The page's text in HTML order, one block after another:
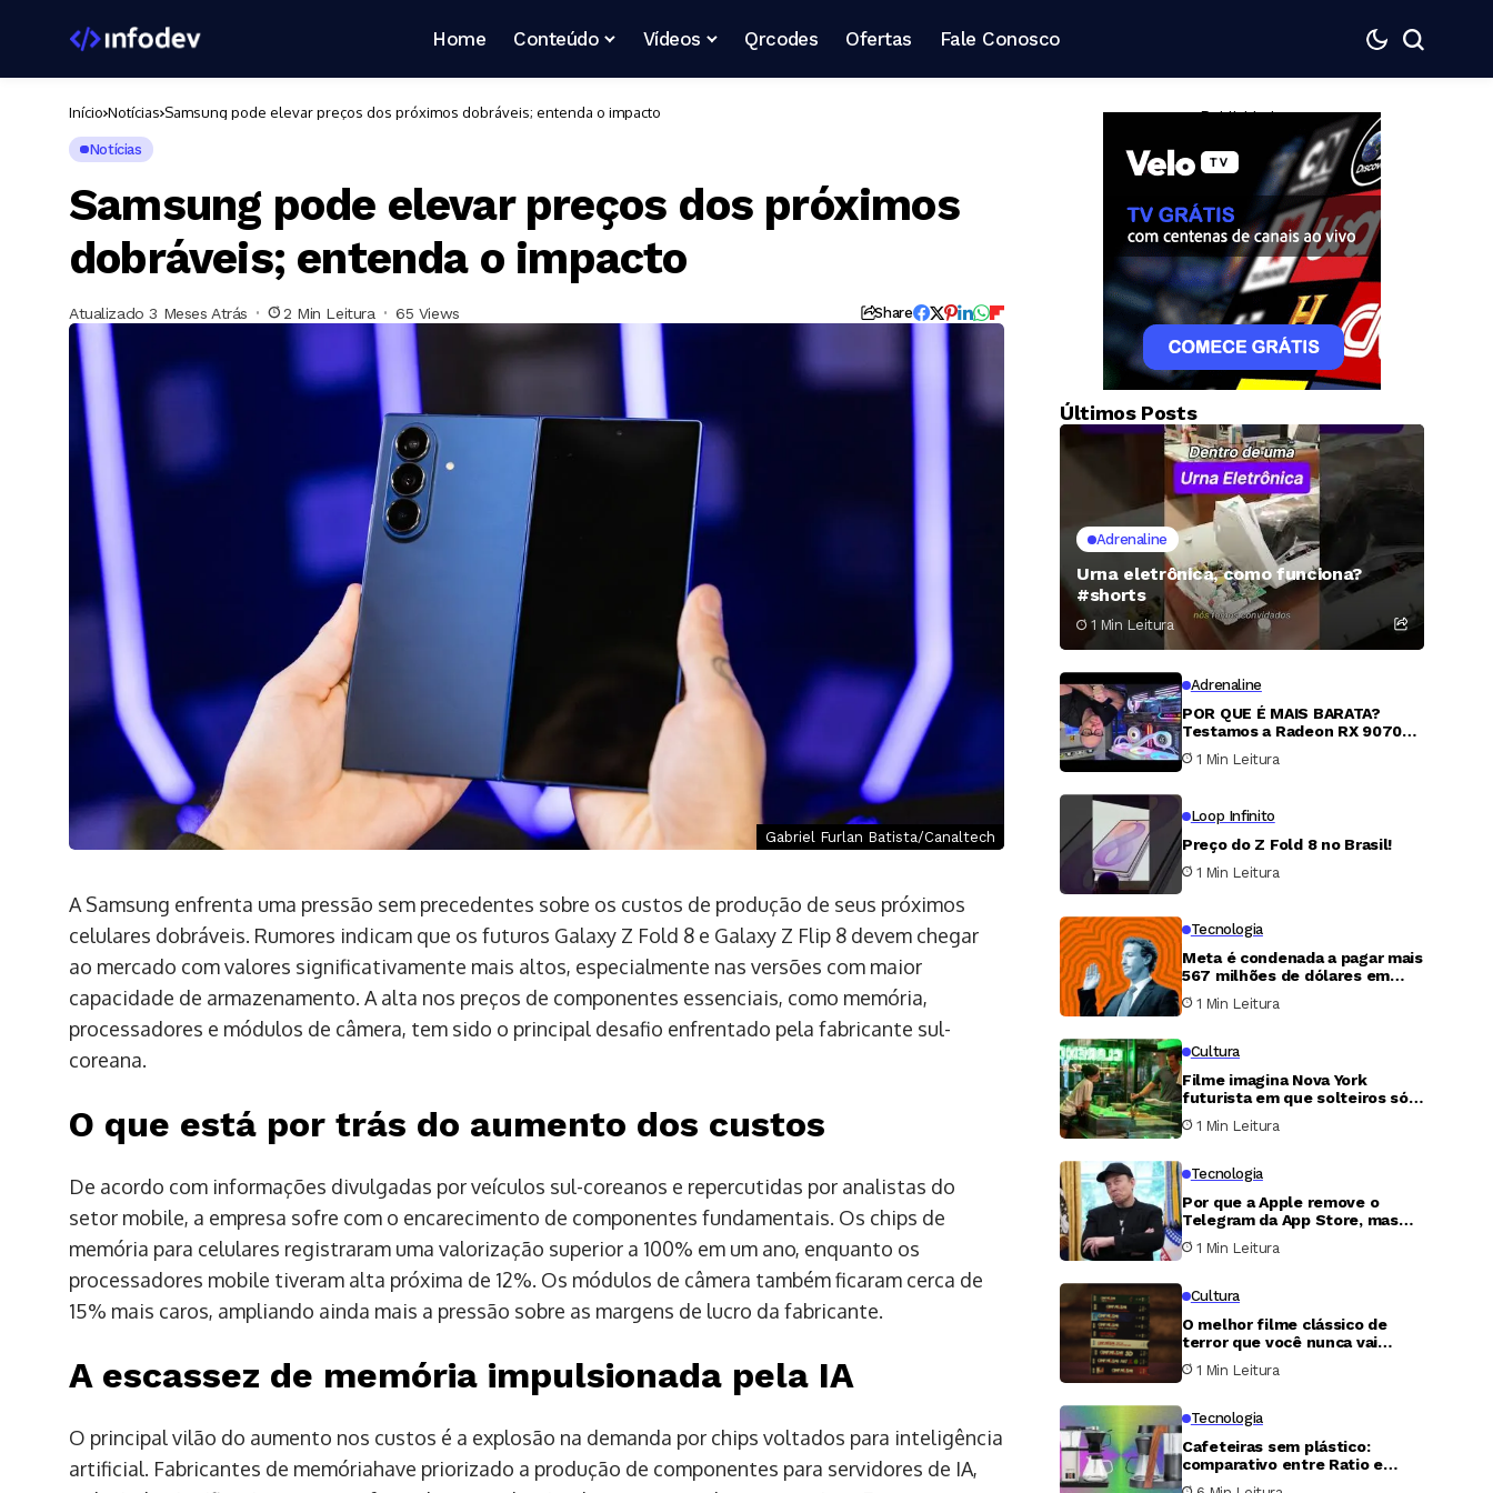
Home Conteúdo Vídeos Qrcodes Ofertas Fale Conosco
Início Notícias Samsung pode elevar preços dos próximos dobráveis; entenda o impacto
Notícias
Samsung pode elevar preços dos próximos
dobráveis; entenda o impacto
Atualizado 3 Meses Atrás 2 Min Leitura 65 Views Share
Gabriel Furlan Batista/Canaltech
A Samsung enfrenta uma pressão sem precedentes sobre os custos de produção de seus próximos
celulares dobráveis. Rumores indicam que os futuros Galaxy Z Fold 8 e Galaxy Z Flip 8 devem chegar
ao mercado com valores significativamente mais altos, especialmente nas versões com maior
capacidade de armazenamento. A alta nos preços de componentes essenciais, como memória,
processadores e módulos de câmera, tem sido o principal desafio enfrentado pela fabricante sul-
coreana.
O que está por trás do aumento dos custos
De acordo com informações divulgadas por veículos sul-coreanos e repercutidas por analistas do
setor mobile, a empresa sofre com o encarecimento de componentes fundamentais. Os chips de
memória para celulares registraram uma valorização superior a 100% em um ano, enquanto os
processadores mobile tiveram alta próxima de 12%. Os módulos de câmera também ficaram cerca de
15% mais caros, ampliando ainda mais a pressão sobre as margens de lucro da fabricante.
A escassez de memória impulsionada pela IA
O principal vilão do aumento nos custos é a explosão na demanda por chips voltados para inteligência
artificial. Fabricantes de memóriahave priorizado a produção de componentes para servidores de IA,
— Publicidade —
Últimos Posts
Adrenaline
Urna eletrônica, como funciona?
#shorts
1 Min Leitura
Adrenaline
POR QUE É MAIS BARATA?
Testamos a Radeon RX 9070
XT
1 Min Leitura
Loop Infinito
Preço do Z Fold 8 no Brasil!
1 Min Leitura
Tecnologia
Meta é condenada a pagar mais
567 milhões de dólares em
caso de proteção infantil nos
Estados Unidos
1 Min Leitura
Cultura
Filme imagina Nova York
futurista em que solteiros só
podem transar uma única noite
por ano
1 Min Leitura
Tecnologia
Por que a Apple remove o
Telegram da App Store, mas
nunca faz o mesmo com o X?
1 Min Leitura
Cultura
O melhor filme clássico de
terror que você nunca vai
conseguir assistir
1 Min Leitura
Tecnologia
Cafeteiras sem plástico:
comparativo entre Ratio e
Simply Good revela qual vale o